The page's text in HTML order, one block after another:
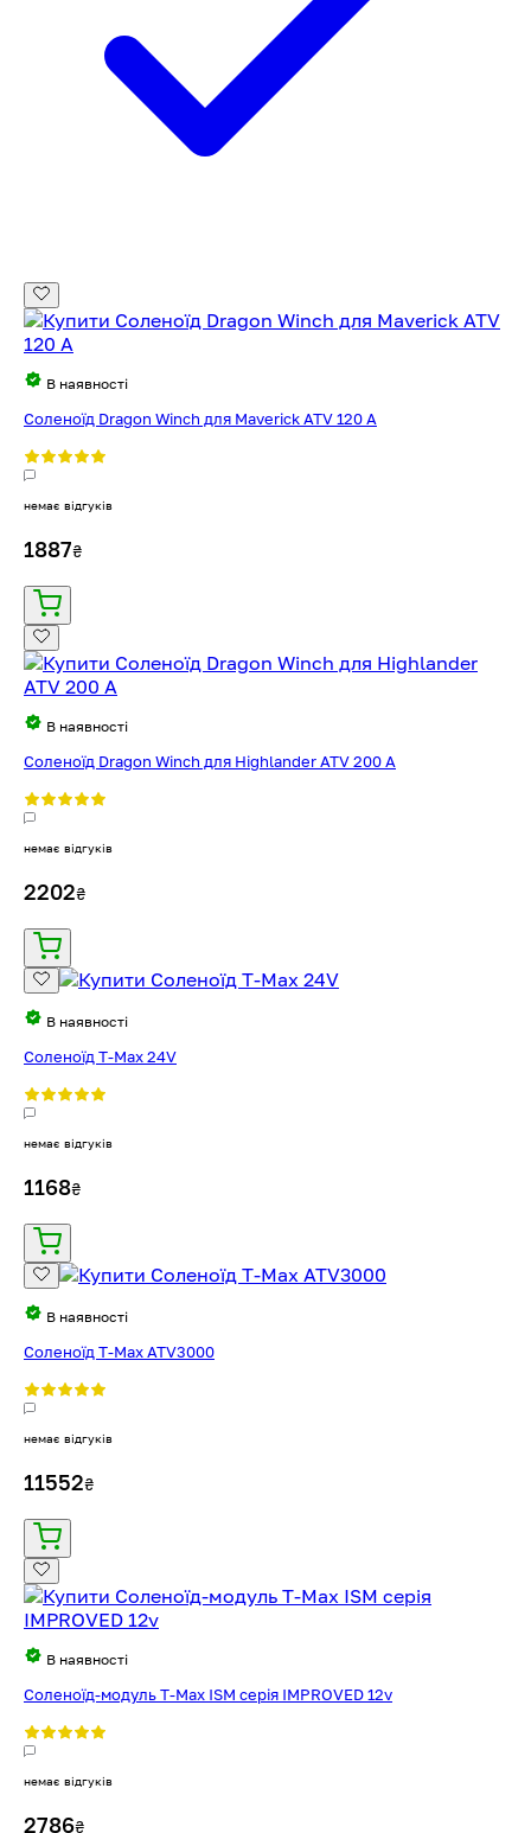
В наявності
Соленоїд Dragon Winch для Maverick ATV 120 A
немає відгуків
1887₴
В наявності
Соленоїд Dragon Winch для Highlander ATV 200 A
немає відгуків
2202₴
В наявності
Соленоїд T-Max 24V
немає відгуків
1168₴
В наявності
Соленоїд T-Max ATV3000
немає відгуків
11552₴
В наявності
Соленоїд-модуль T-Max ISM серія IMPROVED 12v
немає відгуків
2786₴